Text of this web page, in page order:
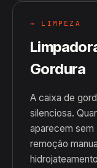
→ LIMPEZA
Gordura
A caixa de
silenciosa.
aparecem sem
remoção